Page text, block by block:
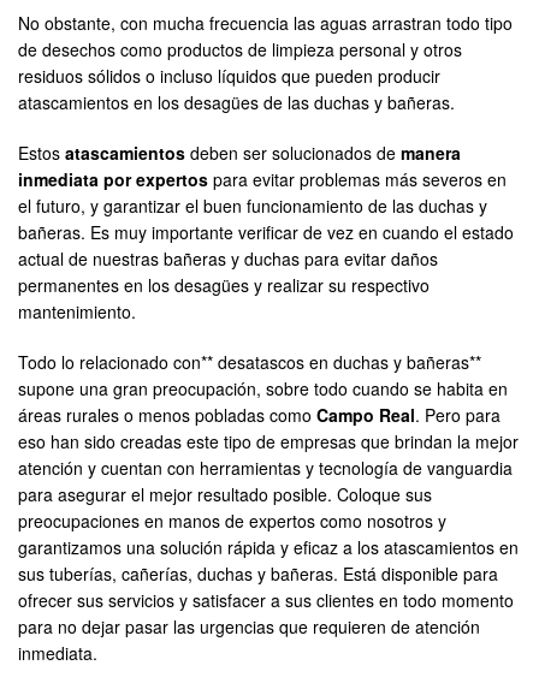
No obstante, con mucha frecuencia las aguas arrastran todo tipo
de desechos como productos de limpieza personal y otros
residuos sólidos o incluso líquidos que pueden producir
atascamientos en los desagües de las duchas y bañeras.
Estos atascamientos deben ser solucionados de manera
inmediata por expertos para evitar problemas más severos en
el futuro, y garantizar el buen funcionamiento de las duchas y
bañeras. Es muy importante verificar de vez en cuando el estado
actual de nuestras bañeras y duchas para evitar daños
permanentes en los desagües y realizar su respectivo
mantenimiento.
Todo lo relacionado con** desatascos en duchas y bañeras**
supone una gran preocupación, sobre todo cuando se habita en
áreas rurales o menos pobladas como Campo Real. Pero para
eso han sido creadas este tipo de empresas que brindan la mejor
atención y cuentan con herramientas y tecnología de vanguardia
para asegurar el mejor resultado posible. Coloque sus
preocupaciones en manos de expertos como nosotros y
garantizamos una solución rápida y eficaz a los atascamientos en
sus tuberías, cañerías, duchas y bañeras. Está disponible para
ofrecer sus servicios y satisfacer a sus clientes en todo momento
para no dejar pasar las urgencias que requieren de atención
inmediata.